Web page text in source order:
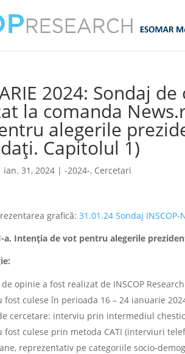
2024: Sondaj
la comanda
alegerile
Capitolul 1)
ian. 31, 2024 |-2024-, Cercetari
grafică:31.01.24 Sondaj
a. Intenția de vot pentru alegerile
opinie a fost realizat de INSCOP
fost culese în perioada 16 – 24 ianuarie
cercetare: interviu prin intermediul
fost culese prin metoda CATI (interviuri
reprezentativ pe categoriile socio-